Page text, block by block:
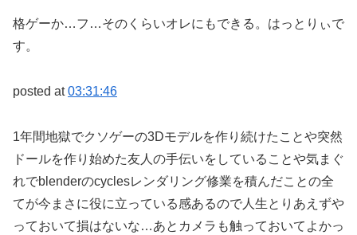
格ゲーか…フ…そのくらいオレにもできる。はっとりぃで
す。
posted at03:31:46
1年間地獄でクソゲーの3Dモデルを作り続けたことや突然
ドールを作り始めた友人の手伝いをしていることや気まぐ
れでblenderのcyclesレンダリング修業を積んだことの全
てが今まさに役に立っている感あるので人生とりあえずや
っておいて損はないな…あとカメラも触っておいてよかっ